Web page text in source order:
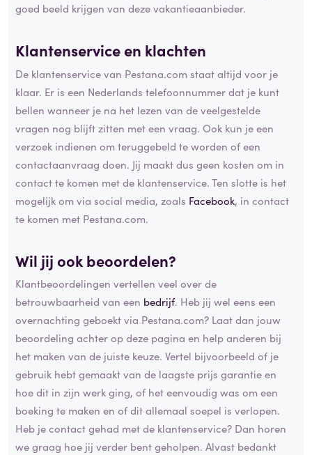
goed beeld krijgen van deze vakantieaanbieder.
Klantenservice en klachten
De klantenservice van Pestana.com staat altijd voor je
klaar. Er is een Nederlands telefoonnummer dat je kunt
bellen wanneer je na het lezen van de veelgestelde
vragen nog blijft zitten met een vraag. Ook kun je een
verzoek indienen om teruggebeld te worden of een
contactaanvraag doen. Jij maakt dus geen kosten om in
contact te komen met de klantenservice. Ten slotte is het
mogelijk om via social media, zoals Facebook, in contact
te komen met Pestana.com.
Wil jij ook beoordelen?
Klantbeoordelingen vertellen veel over de
betrouwbaarheid van een bedrijf. Heb jij wel eens een
overnachting geboekt via Pestana.com? Laat dan jouw
beoordeling achter op deze pagina en help anderen bij
het maken van de juiste keuze. Vertel bijvoorbeeld of je
gebruik hebt gemaakt van de laagste prijs garantie en
hoe dit in zijn werk ging, of het eenvoudig was om een
boeking te maken en of dit allemaal soepel is verlopen.
Heb je contact gehad met de klantenservice? Dan horen
we graag hoe jij verder bent geholpen. Alvast bedankt